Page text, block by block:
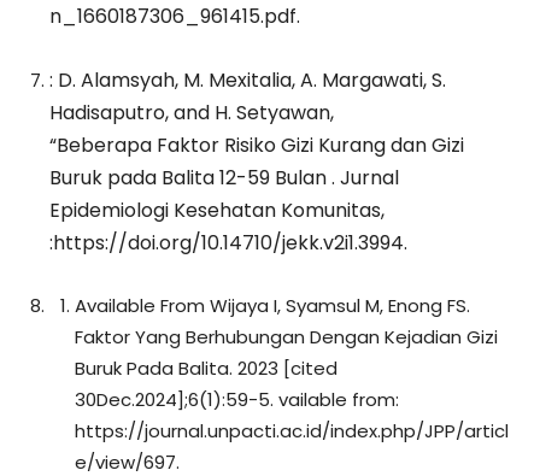
n_1660187306_961415.pdf.
: D. Alamsyah, M. Mexitalia, A. Margawati, S.
Hadisaputro, and H. Setyawan,
“Beberapa Faktor Risiko Gizi Kurang dan Gizi
Buruk pada Balita 12-59 Bulan . Jurnal
Epidemiologi Kesehatan Komunitas,
:https://doi.org/10.14710/jekk.v2i1.3994.
Available From Wijaya I, Syamsul M, Enong FS.
Faktor Yang Berhubungan Dengan Kejadian Gizi
Buruk Pada Balita. 2023 [cited
30Dec.2024];6(1):59-5. vailable from:
https://journal.unpacti.ac.id/index.php/JPP/articl
e/view/697.